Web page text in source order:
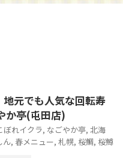
地元でも人気な回転寿
か亭(屯田店)
ぼれイクラ, なごやか亭, 北海
ん, 春メニュー, 札幌, 桜鯛, 桜鱒